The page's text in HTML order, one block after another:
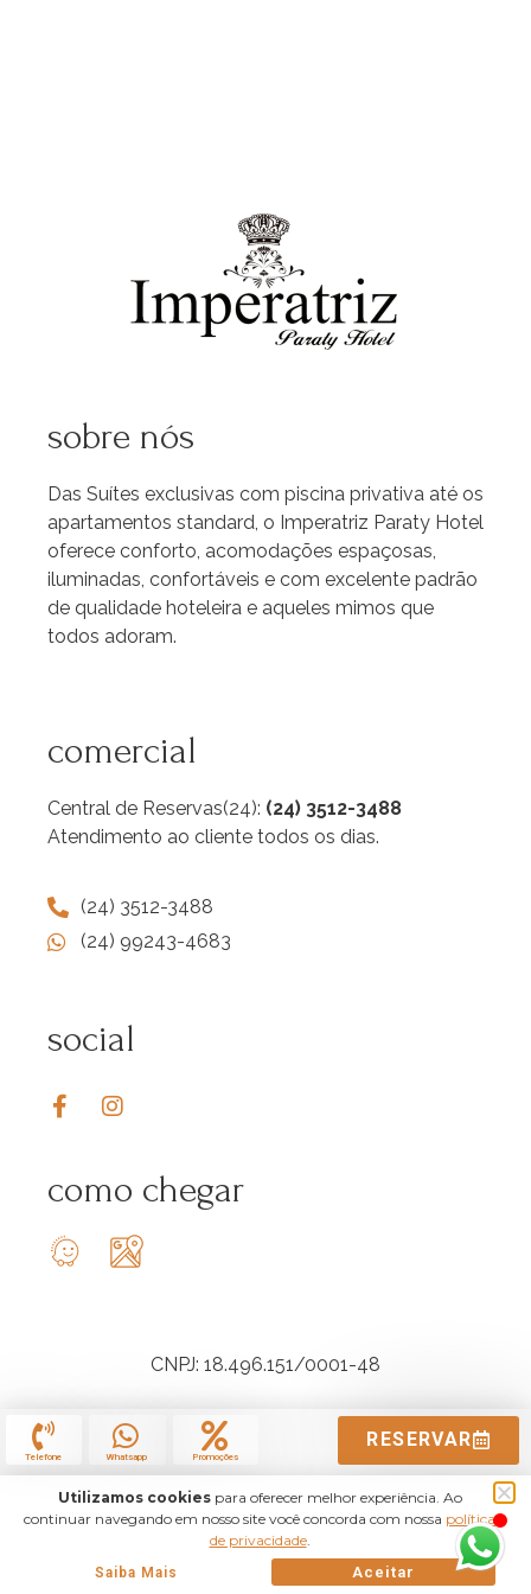
sobre nós
Das Suítes exclusivas com piscina privativa até os
apartamentos standard, o Imperatriz Paraty Hotel
oferece conforto, acomodações espaçosas,
iluminadas, confortáveis e com excelente padrão
de qualidade hoteleira e aqueles mimos que
todos adoram.
comercial
Central de Reservas(24): (24) 3512-3488
Atendimento ao cliente todos os dias.
(24) 3512-3488
(24) 99243-4683
social
como chegar
CNPJ: 18.496.151/0001-48
Telefone Whatsapp Promoções
RESERVAR
Utilizamos cookiespara oferecer melhor experiência. Ao
continuar navegando em nosso site você concorda com nossa política
de privacidade.
Saiba Mais Aceitar